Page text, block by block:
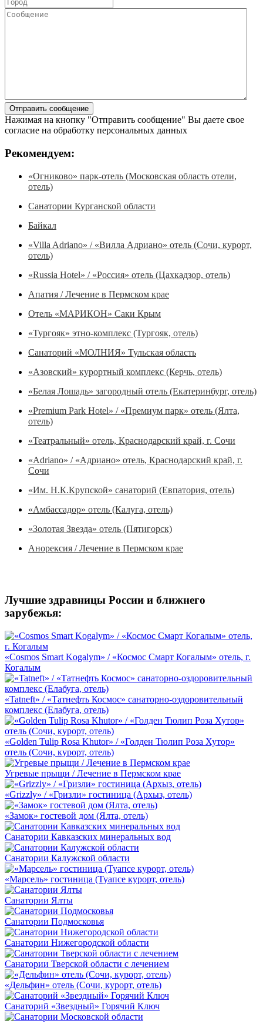
Нажимая на кнопку "Отправить сообщение" Вы даете свое
согласие на обработку персональных данных
Рекомендуем:
«Огниково» парк-отель (Московская область отели,
отель)
Санатории Курганской области
Байкал
«Villa Adriano» / «Вилла Адриано» отель (Сочи, курорт,
отель)
«Russia Hotel» / «Россия» отель (Цахкадзор, отель)
Апатия / Лечение в Пермском крае
Отель «МАРИКОН» Саки Крым
«Тургояк» этно-комплекс (Тургояк, отель)
Санаторий «МОЛНИЯ» Тульская область
«Азовский» курортный комплекс (Керчь, отель)
«Белая Лошадь» загородный отель (Екатеринбург, отель)
«Premium Park Hotel» / «Премиум парк» отель (Ялта,
отель)
«Театральный» отель, Краснодарский край, г. Сочи
«Adriano» / «Адриано» отель, Краснодарский край, г.
Сочи
«Им. Н.К.Крупской» санаторий (Евпатория, отель)
«Амбассадор» отель (Калуга, отель)
«Золотая Звезда» отель (Пятигорск)
Анорексия / Лечение в Пермском крае
Лучшие здравницы России и ближнего
зарубежья:
«Cosmos Smart Kogalym» / «Космос Смарт Когалым» отель, г.
Когалым
«Tatneft» / «Татнефть Космос» санаторно-оздоровительный
комплекс (Елабуга, отель)
«Golden Tulip Rosa Khutor» / «Голден Тюлип Роза Хутор»
отель (Сочи, курорт, отель)
Угревые прыщи / Лечение в Пермском крае
«Grizzly» / «Гризли» гостиница (Архыз, отель)
«Замок» гостевой дом (Ялта, отель)
Санатории Кавказских минеральных вод
Санатории Калужской области
«Марсель» гостиница (Туапсе курорт, отель)
Санатории Ялты
Санатории Подмосковья
Санатории Нижегородской области
Санатории Тверской области с лечением
«Дельфин» отель (Сочи, курорт, отель)
Санаторий «Звездный» Горячий Ключ